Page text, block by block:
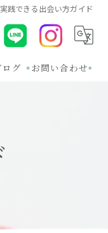
践できる出会い方ガイド
ログ お問い合わせ